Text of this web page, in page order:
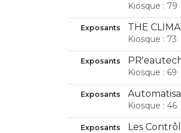
Kiosque : 79
Exposants
Kiosque : 73
Exposants
Kiosque : 69
Exposants
Kiosque : 46
Exposants